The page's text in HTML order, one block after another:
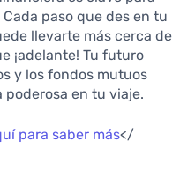
paso que des en tu
llevarte más cerca de
¡adelante! Tu futuro
y los fondos mutuos
en tu viaje.
para saber más</